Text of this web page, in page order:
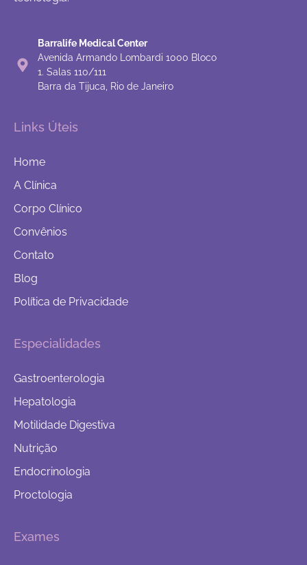
Barralife Medical Center
Avenida Armando Lombardi 1000 Bloco
1. Salas 110/111
Barra da Tijuca, Rio de Janeiro
Links Úteis
Home
A Clínica
Corpo Clínico
Convênios
Contato
Blog
Política de Privacidade
Especialidades
Gastroenterologia
Hepatologia
Motilidade Digestiva
Nutrição
Endocrinologia
Proctologia
Exames